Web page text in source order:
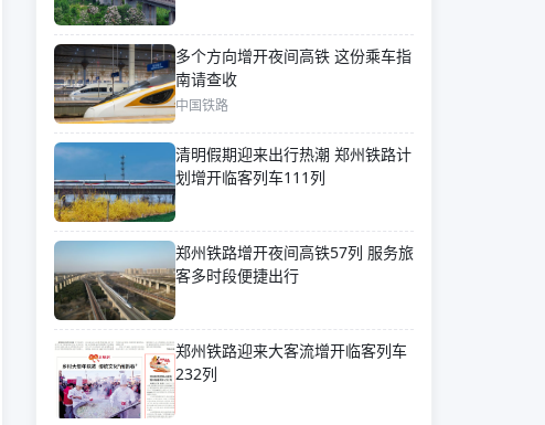
多个方向增开夜间高铁 这份乘车指
南请查收
中国铁路
清明假期迎来出行热潮 郑州铁路计
划增开临客列车111列
郑州铁路增开夜间高铁57列 服务旅
客多时段便捷出行
郑州铁路迎来大客流增开临客列车
232列